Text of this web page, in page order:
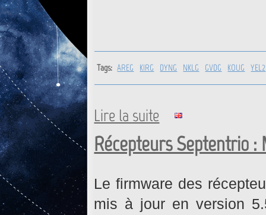
Tags: AREG KIRG DYNG NKLG GVDG KOUG YEL2
Lire la suite de AREG, KIRG, DYNG,
GAMG : Mise à jour
Récepteurs Septentrio
Le firmware des
mis à jour en version